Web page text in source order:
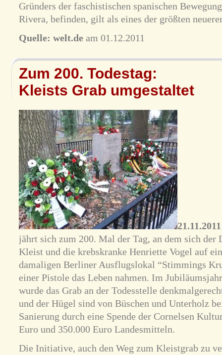
Gründers der faschistischen spanischen
Rivera, befinden, gilt als eines der größten
Quelle: welt.deam 01.12.2011
Zum 200. Todestag:
Kleists Grab umgestaltet
21.11.2011
jährt sich zum 200. Mal der Tag, an dem sich
Kleist und die krebskranke Henriette Vogel auf
damaligen Berliner Ausflugslokal “Stimmings
einer Pistole das Leben nahmen. Im
wurde das Grab an der Todesstelle
und der Hügel sind von Büschen und Unterholz
Sanierung durch eine Spende der Cornelsen
Euro und 350.000 Euro Landesmitteln.
Die Initiative, auch den Weg zum Kleistgrab zu